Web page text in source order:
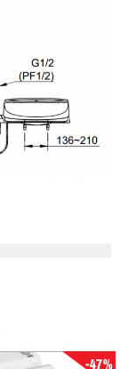
-47%